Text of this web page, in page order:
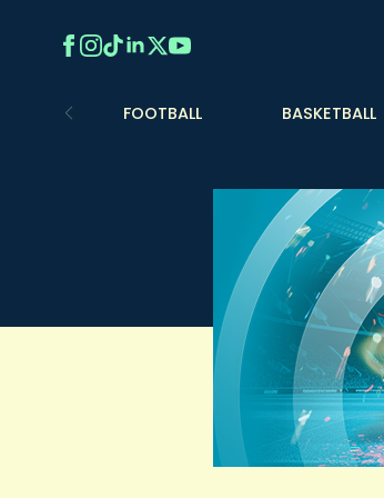
FOOTBALL BASKETBALL